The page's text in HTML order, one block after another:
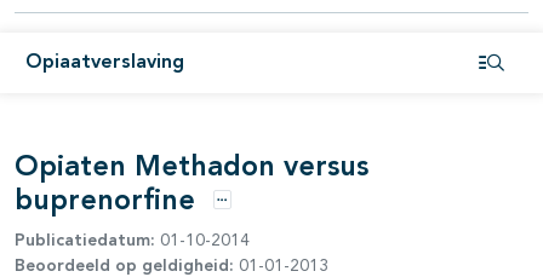
Opiaatverslaving
open- en dichtklappen
Opiaten Methadon versus
buprenorfine
Opties
Publicatiedatum: 01-10-2014
Beoordeeld op geldigheid: 01-01-2013